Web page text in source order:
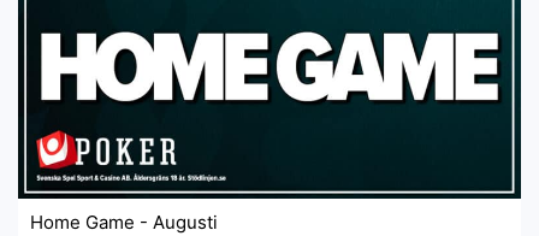
Home Game - Augusti